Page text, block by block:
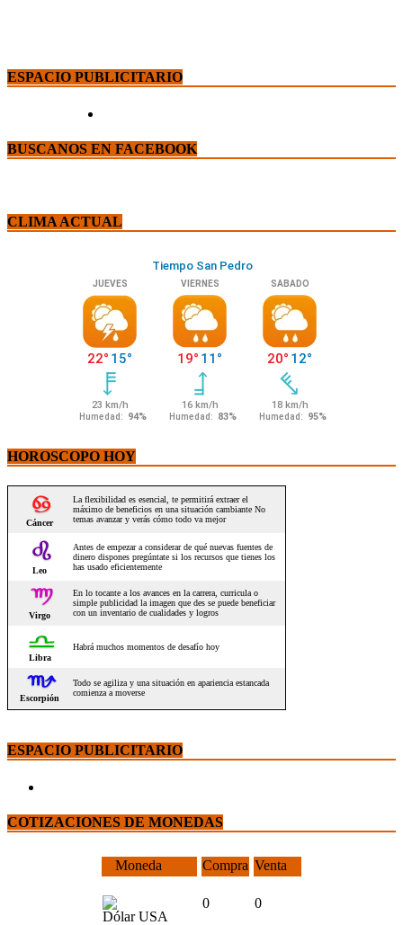
ESPACIO PUBLICITARIO
BUSCANOS EN FACEBOOK
CLIMA ACTUAL
HOROSCOPO HOY
ESPACIO PUBLICITARIO
COTIZACIONES DE MONEDAS
Moneda Compra Venta
Dólar USA
0 0